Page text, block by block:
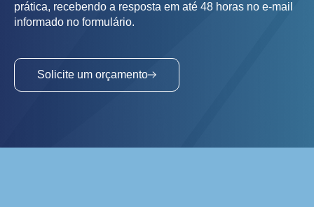
prática, recebendo a resposta em até 48 horas no e-mail
informado no formulário.
Solicite um orçamento